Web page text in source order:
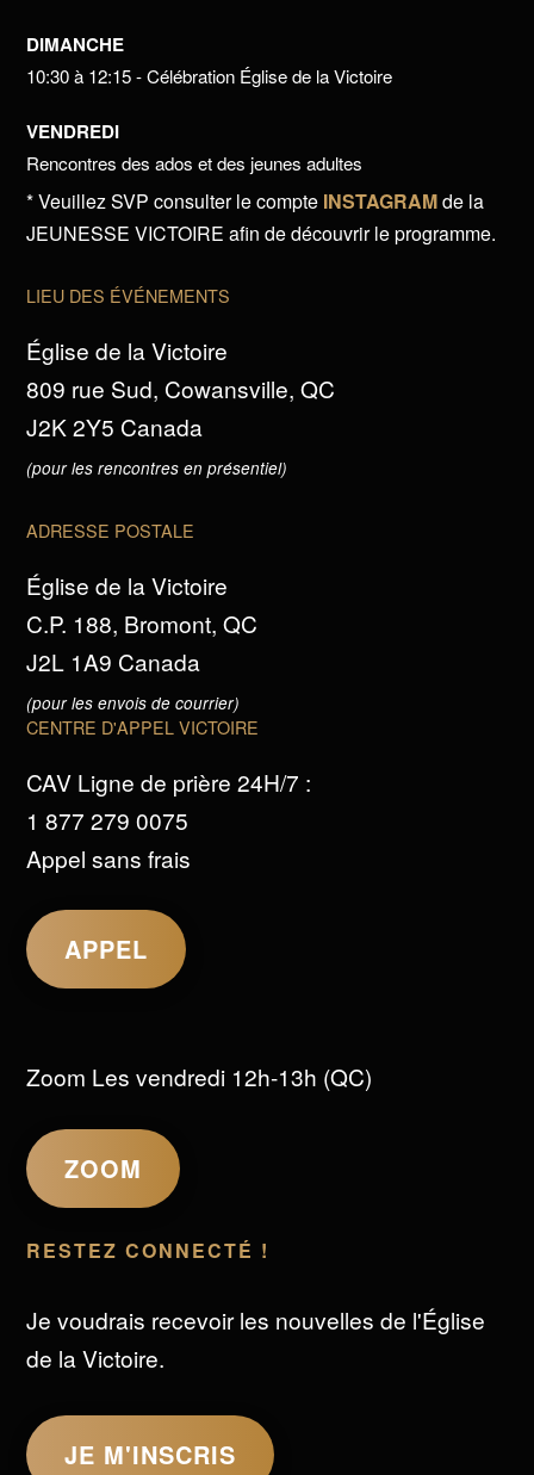
DIMANCHE
10:30 à 12:15 - Célébration Église de la Victoire
VENDREDI
Rencontres des ados et des jeunes adultes
* Veuillez SVP consulter le compte INSTAGRAMde la
JEUNESSE VICTOIRE afin de découvrir le programme.
LIEU DES ÉVÉNEMENTS
Église de la Victoire
809 rue Sud, Cowansville, QC
J2K 2Y5 Canada
(pour les rencontres en présentiel)
ADRESSE POSTALE
Église de la Victoire
C.P. 188, Bromont, QC
J2L 1A9 Canada
(pour les envois de courrier)
CENTRE D'APPEL VICTOIRE
CAV Ligne de prière 24H/7 :
1 877 279 0075
Appel sans frais
APPEL
Zoom Les vendredi 12h-13h (QC)
ZOOM
RESTEZ CONNECTÉ !
Je voudrais recevoir les nouvelles de l'Église
de la Victoire.
JE M'INSCRIS